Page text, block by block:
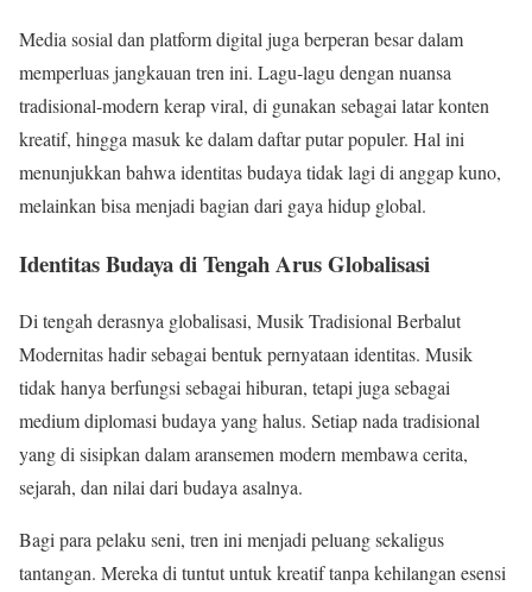
Media sosial dan platform digital juga berperan besar dalam
memperluas jangkauan tren ini. Lagu-lagu dengan nuansa
tradisional-modern kerap viral, di gunakan sebagai latar konten
kreatif, hingga masuk ke dalam daftar putar populer. Hal ini
menunjukkan bahwa identitas budaya tidak lagi di anggap kuno,
melainkan bisa menjadi bagian dari gaya hidup global.
Identitas Budaya di Tengah Arus Globalisasi
Di tengah derasnya globalisasi, Musik Tradisional Berbalut
Modernitas hadir sebagai bentuk pernyataan identitas. Musik
tidak hanya berfungsi sebagai hiburan, tetapi juga sebagai
medium diplomasi budaya yang halus. Setiap nada tradisional
yang di sisipkan dalam aransemen modern membawa cerita,
sejarah, dan nilai dari budaya asalnya.
Bagi para pelaku seni, tren ini menjadi peluang sekaligus
tantangan. Mereka di tuntut untuk kreatif tanpa kehilangan esensi